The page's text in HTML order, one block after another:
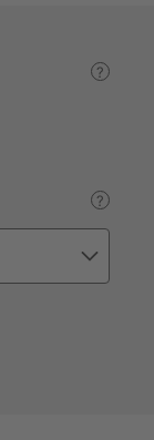
?
?